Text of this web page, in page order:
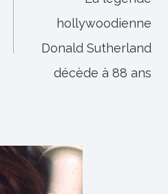
hollywoodienne
Donald Sutherland
décède à 88 ans